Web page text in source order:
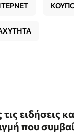
ειδήσεις
που